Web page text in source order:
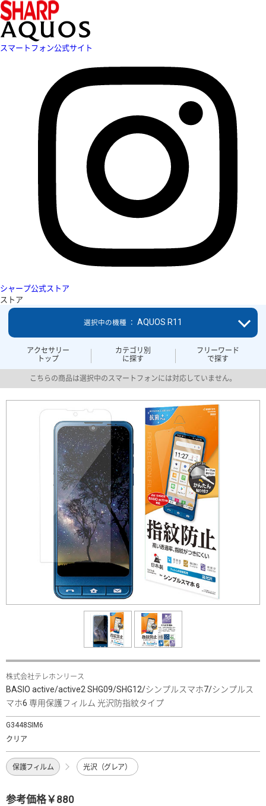
スマートフォン公式サイト
シャープ公式ストア
ストア
アクセサリー
トップ
カテゴリ別
に探す
フリーワード
で探す
選択中の機種 ： AQUOS R11
こちらの商品は選択中のスマートフォンには対応していません。
株式会社テレホンリース
BASIO active/active2 SHG09/SHG12/シンプルスマホ7/シンプルス
マホ6 専用保護フィルム 光沢防指紋タイプ
G3448SIM6
クリア
保護フィルム 光沢（グレア）
参考価格￥880